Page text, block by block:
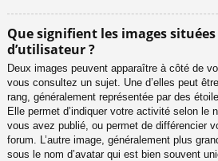
Que signifient les images
d’utilisateur ?
Deux images peuvent apparaître à côté de
vous consultez un sujet. Une d’elles peut
rang, généralement représentée par des
Elle permet d’indiquer votre activité selon le
vous avez publié, ou permet de différencier
forum. L’autre image, généralement plus
sous le nom d’avatar qui est bien souvent